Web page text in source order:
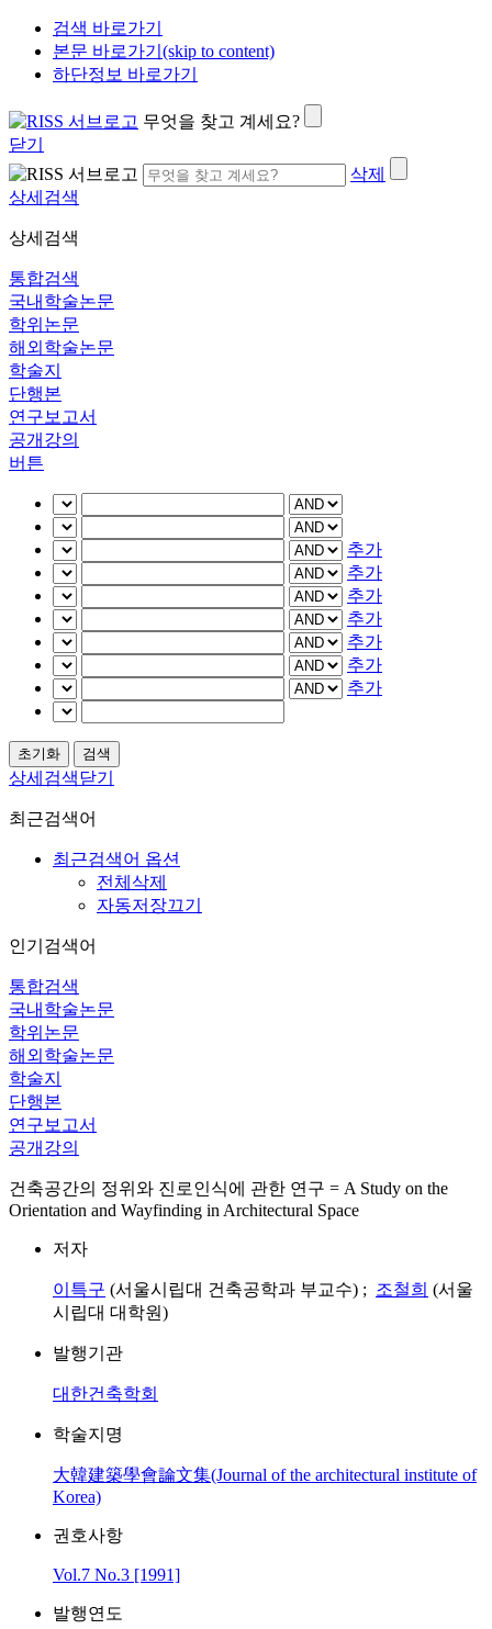
검색 바로가기
본문 바로가기(skip to content)
하단정보 바로가기
무엇을 찾고 계세요?
닫기
삭제
상세검색
상세검색
통합검색
국내학술논문
학위논문
해외학술논문
학술지
단행본
연구보고서
공개강의
버튼
추가
추가
추가
추가
추가
추가
추가
상세검색닫기
최근검색어
최근검색어 옵션
전체삭제
자동저장끄기
인기검색어
통합검색
국내학술논문
학위논문
해외학술논문
학술지
단행본
연구보고서
공개강의
건축공간의 정위와 진로인식에 관한 연구 = A Study on the
Orientation and Wayfinding in Architectural Space
저자
이특구 (서울시립대 건축공학과 부교수) ; 조철희 (서울
시립대 대학원)
발행기관
대한건축학회
학술지명
大韓建築學會論文集(Journal of the architectural institute of
Korea)
권호사항
Vol.7 No.3 [1991]
발행연도